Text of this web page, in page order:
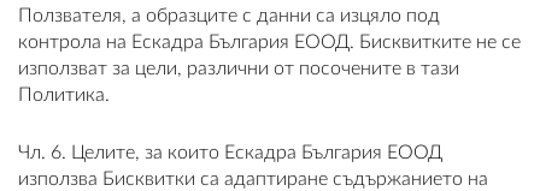
Ползвателя, а образците с данни са изцяло под
контрола на Ескадра България ЕООД. Бисквитките не се
използват за цели, различни от посочените в тази
Политика.
Чл. 6. Целите, за които Ескадра България ЕООД
използва Бисквитки са адаптиране съдържанието на